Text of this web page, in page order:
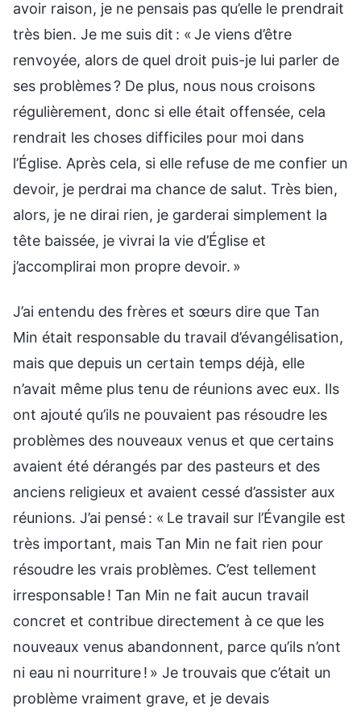
avoir raison, je ne pensais pas qu’elle le prendrait
très bien. Je me suis dit : « Je viens d’être
renvoyée, alors de quel droit puis-je lui parler de
ses problèmes ? De plus, nous nous croisons
régulièrement, donc si elle était offensée, cela
rendrait les choses difficiles pour moi dans
l’Église. Après cela, si elle refuse de me confier un
devoir, je perdrai ma chance de salut. Très bien,
alors, je ne dirai rien, je garderai simplement la
tête baissée, je vivrai la vie d’Église et
j’accomplirai mon propre devoir. »
J’ai entendu des frères et sœurs dire que Tan
Min était responsable du travail d’évangélisation,
mais que depuis un certain temps déjà, elle
n’avait même plus tenu de réunions avec eux. Ils
ont ajouté qu’ils ne pouvaient pas résoudre les
problèmes des nouveaux venus et que certains
avaient été dérangés par des pasteurs et des
anciens religieux et avaient cessé d’assister aux
réunions. J’ai pensé : « Le travail sur l’Évangile est
très important, mais Tan Min ne fait rien pour
résoudre les vrais problèmes. C’est tellement
irresponsable ! Tan Min ne fait aucun travail
concret et contribue directement à ce que les
nouveaux venus abandonnent, parce qu’ils n’ont
ni eau ni nourriture ! » Je trouvais que c’était un
problème vraiment grave, et je devais